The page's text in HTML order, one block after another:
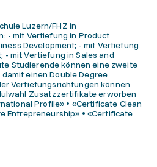
Luzern/FHZ in
- mit Vertiefung in Product
Development; - mit Vertiefung
- mit Vertiefung in Sales and
Studierende können eine zweite
einen Double Degree
Vertiefungsrichtungen können
Zusatzzertifikate erworben
Profile» • «Certificate Clean
Entrepreneurship» • «Certificate